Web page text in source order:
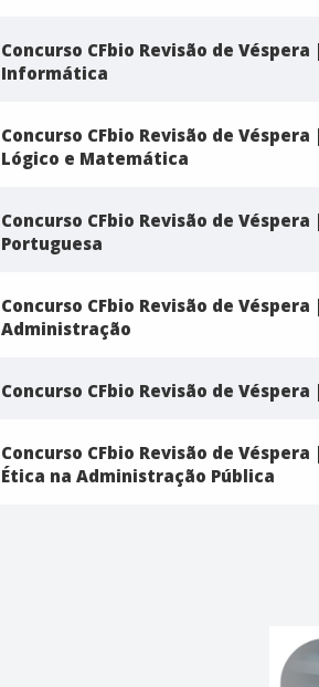
Concurso CFbio Revisão de Véspera
Informática
Concurso CFbio Revisão de
Lógico e Matemática
Concurso CFbio Revisão de
Portuguesa
Concurso CFbio Revisão de Véspera
Administração
Concurso CFbio Revisão de
Concurso CFbio Revisão de
Ética na Administração Pública